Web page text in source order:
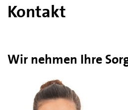
Kontakt
Wir nehmen Ihre